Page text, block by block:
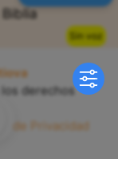
Sin voz
derechos
de Privacidad